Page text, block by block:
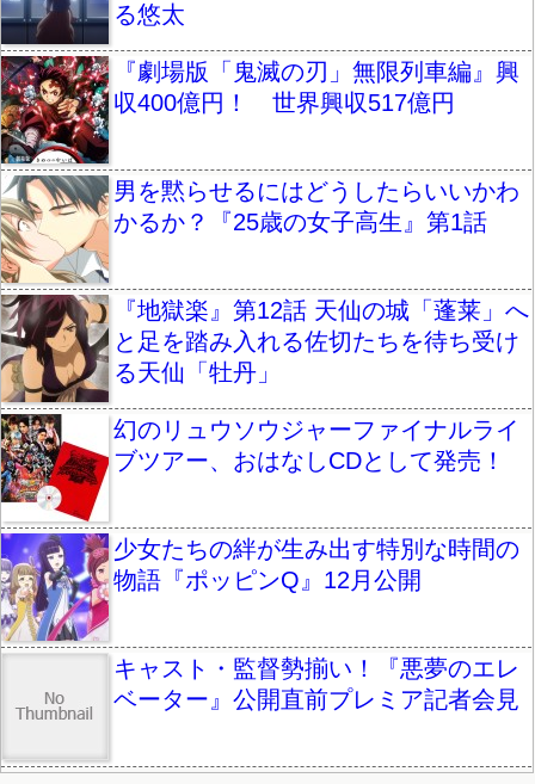
る悠太
『劇場版「鬼滅の刃」無限列車編』興
収400億円！ 世界興収517億円
男を黙らせるにはどうしたらいいかわ
かるか？『25歳の女子高生』第1話
『地獄楽』第12話 天仙の城「蓬莱」へ
と足を踏み入れる佐切たちを待ち受け
る天仙「牡丹」
幻のリュウソウジャーファイナルライ
ブツアー、おはなしCDとして発売！
少女たちの絆が生み出す特別な時間の
物語『ポッピンQ』12月公開
キャスト・監督勢揃い！『悪夢のエレ
ベーター』公開直前プレミア記者会見